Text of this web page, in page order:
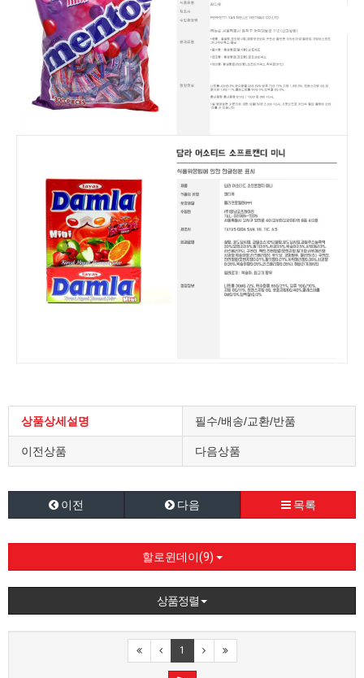
상품상세설명 필수/배송/교환/반품
이전상품 다음상품
이전 다음 목록
할로윈데이(9)
상품정렬
1